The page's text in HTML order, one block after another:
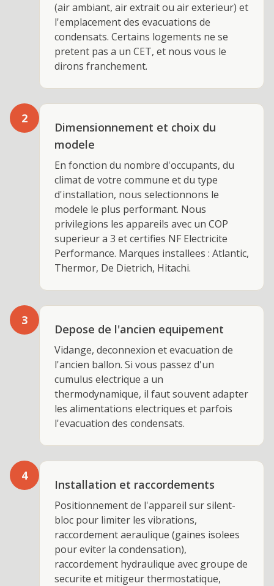
(air ambiant, air extrait ou air exterieur) et
l'emplacement des evacuations de
condensats. Certains logements ne se
pretent pas a un CET, et nous vous le
dirons franchement.
2
Dimensionnement et choix du
modele
En fonction du nombre d'occupants, du
climat de votre commune et du type
d'installation, nous selectionnons le
modele le plus performant. Nous
privilegions les appareils avec un COP
superieur a 3 et certifies NF Electricite
Performance. Marques installees : Atlantic,
Thermor, De Dietrich, Hitachi.
3
Depose de l'ancien equipement
Vidange, deconnexion et evacuation de
l'ancien ballon. Si vous passez d'un
cumulus electrique a un
thermodynamique, il faut souvent adapter
les alimentations electriques et parfois
l'evacuation des condensats.
4
Installation et raccordements
Positionnement de l'appareil sur silent-
bloc pour limiter les vibrations,
raccordement aeraulique (gaines isolees
pour eviter la condensation),
raccordement hydraulique avec groupe de
securite et mitigeur thermostatique,